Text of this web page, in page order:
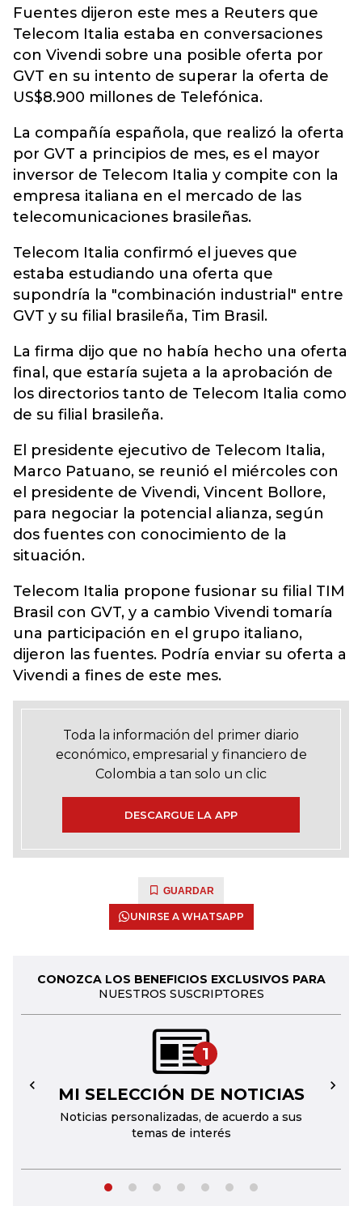
Fuentes dijeron este mes a Reuters que
Telecom Italia estaba en conversaciones
con Vivendi sobre una posible oferta por
GVT en su intento de superar la oferta de
US$8.900 millones de Telefónica.
La compañía española, que realizó la oferta
por GVT a principios de mes, es el mayor
inversor de Telecom Italia y compite con la
empresa italiana en el mercado de las
telecomunicaciones brasileñas.
Telecom Italia confirmó el jueves que
estaba estudiando una oferta que
supondría la "combinación industrial" entre
GVT y su filial brasileña, Tim Brasil.
La firma dijo que no había hecho una oferta
final, que estaría sujeta a la aprobación de
los directorios tanto de Telecom Italia como
de su filial brasileña.
El presidente ejecutivo de Telecom Italia,
Marco Patuano, se reunió el miércoles con
el presidente de Vivendi, Vincent Bollore,
para negociar la potencial alianza, según
dos fuentes con conocimiento de la
situación.
Telecom Italia propone fusionar su filial TIM
Brasil con GVT, y a cambio Vivendi tomaría
una participación en el grupo italiano,
dijeron las fuentes. Podría enviar su oferta a
Vivendi a fines de este mes.
Toda la información del primer diario
económico, empresarial y financiero de
Colombia a tan solo un clic
DESCARGUE LA APP
GUARDAR
UNIRSE A WHATSAPP
CONOZCA LOS BENEFICIOS EXCLUSIVOS PARA
NUESTROS SUSCRIPTORES
1
MI SELECCIÓN DE NOTICIAS
Noticias personalizadas, de acuerdo a sus
temas de interés
← →